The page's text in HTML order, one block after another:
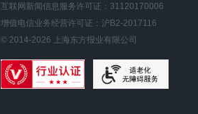
互联网新闻信息服务许可证：31120170006
增值电信业务经营许可证：沪B2-2017116
© 2014-2026 上海东方报业有限公司